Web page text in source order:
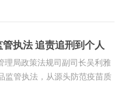
执法 追责追刑到个人
理局政策法规司副司长吴利雅
监管执法，从源头防范疫苗质